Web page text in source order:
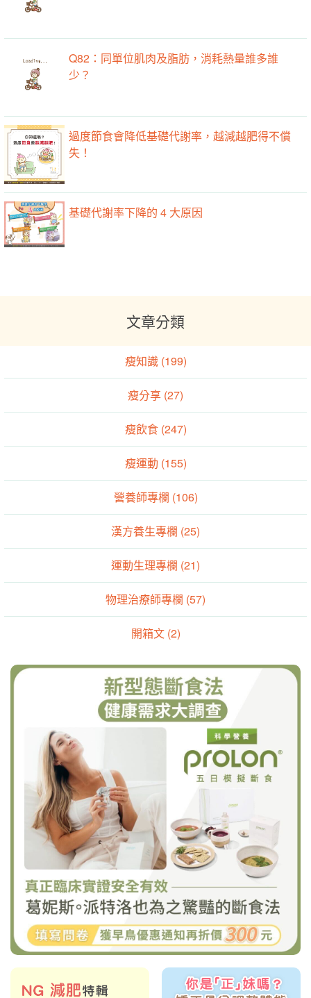
Q82：同單位肌肉及脂肪，消耗熱量誰多誰
少？
過度節食會降低基礎代謝率，越減越肥得不償
失！
基礎代謝率下降的 4 大原因
文章分類
瘦知識 (199)
瘦分享 (27)
瘦飲食 (247)
瘦運動 (155)
營養師專欄 (106)
漢方養生專欄 (25)
運動生理專欄 (21)
物理治療師專欄 (57)
開箱文 (2)